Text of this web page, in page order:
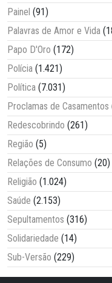
Painel (91)
Palavras de Amor e Vida
Papo D'Oro (172)
Polícia (1.421)
Política (7.031)
Proclamas de Casamentos
Redescobrindo (261)
Região (5)
Relações de Consumo (20)
Religião (1.024)
Saúde (2.153)
Sepultamentos (316)
Solidariedade (14)
Sub-Versão (229)